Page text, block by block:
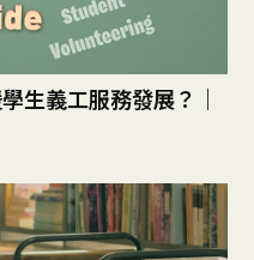
生義工服務發展？｜